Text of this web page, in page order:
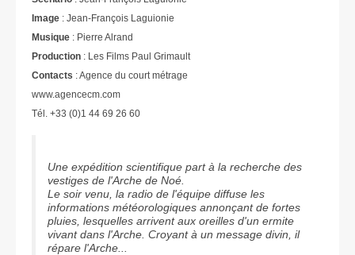
Image : Jean-François Laguionie
Musique : Pierre Alrand
Production : Les Films Paul Grimault
Contacts : Agence du court métrage
www.agencecm.com
Tél. +33 (0)1 44 69 26 60
Une expédition scientifique part à la recherche des
vestiges de l'Arche de Noé.
Le soir venu, la radio de l'équipe diffuse les
informations météorologiques annonçant de fortes
pluies, lesquelles arrivent aux oreilles d'un ermite
vivant dans l'Arche. Croyant à un message divin, il
répare l'Arche...